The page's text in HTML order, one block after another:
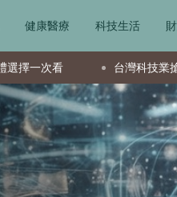
健康醫療 科技生活
台灣科技業搶攻太空市場 供應